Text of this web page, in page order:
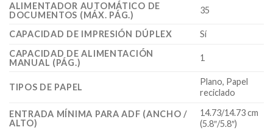
ALIMENTADOR AUTOMÁTICO DE
DOCUMENTOS (MÁX. PÁG.)
35
CAPACIDAD DE IMPRESIÓN DÚPLEX
Sí
CAPACIDAD DE ALIMENTACIÓN
MANUAL (PÁG.)
1
TIPOS DE PAPEL
Plano, Papel
reciclado
ENTRADA MÍNIMA PARA ADF (ANCHO /
ALTO)
14.73/14.73 cm
(5.8″/5.8″)